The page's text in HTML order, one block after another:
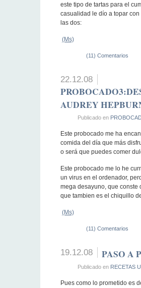
este tipo de tartas para el
casualidad le dío a topar
las dos:
(Ms)
(11) Comentarios
22.12.08
AUDREY
Publicado en
Este probocado me ha
comida del día que más
o será que puedes comer
Este probocado me lo he
un virus en el ordenador,
mega desayuno, que conste
que tambien es el chiquillo
(Ms)
(11) Comentarios
19.12.08 PASO A
Publicado en RECETAS
Pues como lo prometido es